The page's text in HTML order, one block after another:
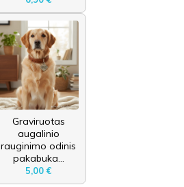
Graviruotas
augalinio
rauginimo odinis
pakabuka...
5,00 €